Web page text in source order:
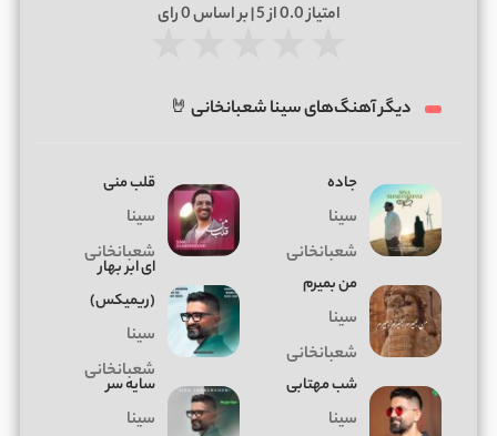
امتیاز0.0از 5 | بر اساس 0رای
دیگر آهنگ‌های سینا شعبانخانی 🤘
جاده
سینا
شعبانخانی
قلب منی
سینا
شعبانخانی
من بمیرم
سینا
شعبانخانی
ای ابر بهار
(ریمیکس)
سینا
شعبانخانی
شب مهتابی
سینا
سایه سر
سینا